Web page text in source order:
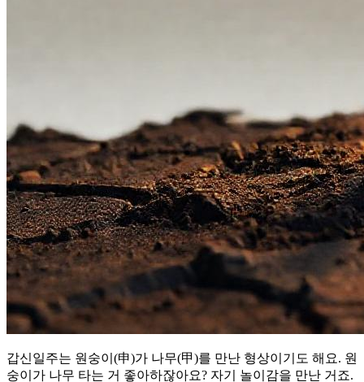
갑신일주는 원숭이(申)가 나무(甲)를 만난 형상이기도 해요. 원
숭이가 나무 타는 거 좋아하잖아요? 자기 놀이감을 만난 거죠.